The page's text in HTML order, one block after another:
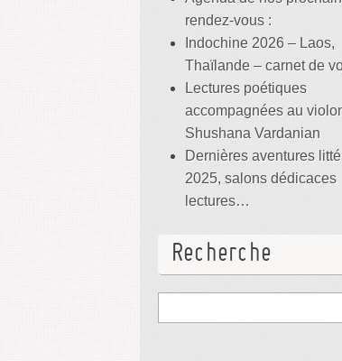
rendez-vous :
Indochine 2026 – Laos,
Thaïlande – carnet de
Lectures poétiques
accompagnées au
Shushana Vardanian
Dernières aventures
2025, salons dédicaces
lectures…
Recherche